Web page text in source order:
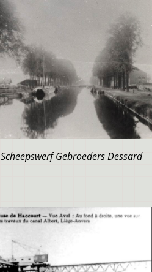
Scheepswerf Gebroeders Dessard